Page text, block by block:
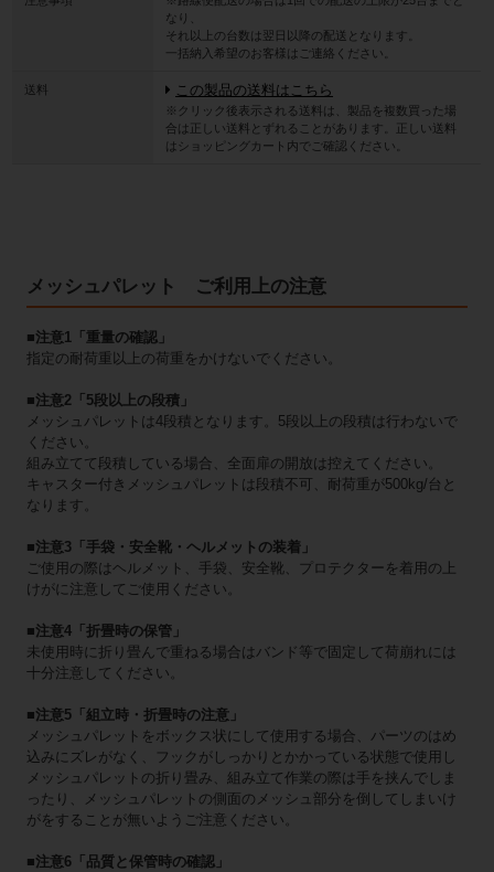
なり、
それ以上の台数は翌日以降の配送となります。
一括納入希望のお客様はご連絡ください。
送料 この製品の送料はこちら
※クリック後表示される送料は、製品を複数買った場
合は正しい送料とずれることがあります。正しい送料
はショッピングカート内でご確認ください。
メッシュパレット ご利用上の注意
■注意1「重量の確認」
指定の耐荷重以上の荷重をかけないでください。
■注意2「5段以上の段積」
メッシュパレットは4段積となります。5段以上の段積は行わないで
ください。
組み立てて段積している場合、全面扉の開放は控えてください。
キャスター付きメッシュパレットは段積不可、耐荷重が500kg/台と
なります。
■注意3「手袋・安全靴・ヘルメットの装着」
ご使用の際はヘルメット、手袋、安全靴、プロテクターを着用の上
けがに注意してご使用ください。
■注意4「折畳時の保管」
未使用時に折り畳んで重ねる場合はバンド等で固定して荷崩れには
十分注意してください。
■注意5「組立時・折畳時の注意」
メッシュパレットをボックス状にして使用する場合、パーツのはめ
込みにズレがなく、フックがしっかりとかかっている状態で使用し
メッシュパレットの折り畳み、組み立て作業の際は手を挟んでしま
ったり、メッシュパレットの側面のメッシュ部分を倒してしまいけ
がをすることが無いようご注意ください。
■注意6「品質と保管時の確認」